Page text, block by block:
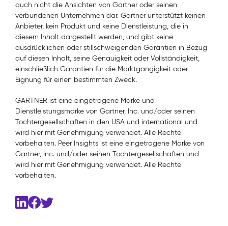
auch nicht die Ansichten von Gartner oder seinen
verbundenen Unternehmen dar. Gartner unterstützt keinen
Anbieter, kein Produkt und keine Dienstleistung, die in
diesem Inhalt dargestellt werden, und gibt keine
ausdrücklichen oder stillschweigenden Garantien in Bezug
auf diesen Inhalt, seine Genauigkeit oder Vollständigkeit,
einschließlich Garantien für die Marktgängigkeit oder
Eignung für einen bestimmten Zweck.
GARTNER ist eine eingetragene Marke und
Dienstleistungsmarke von Gartner, Inc. und/oder seinen
Tochtergesellschaften in den USA und international und
wird hier mit Genehmigung verwendet. Alle Rechte
vorbehalten. Peer Insights ist eine eingetragene Marke von
Gartner, Inc. und/oder seinen Tochtergesellschaften und
wird hier mit Genehmigung verwendet. Alle Rechte
vorbehalten.